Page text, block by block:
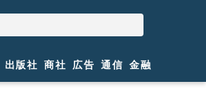
出版社 商社 広告 通信 金融